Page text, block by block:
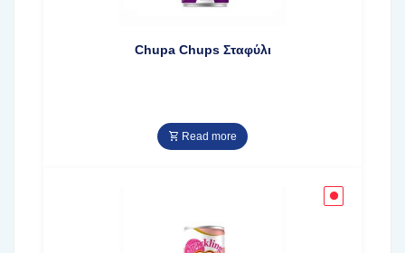
Chupa Chups Σταφύλι
Read more